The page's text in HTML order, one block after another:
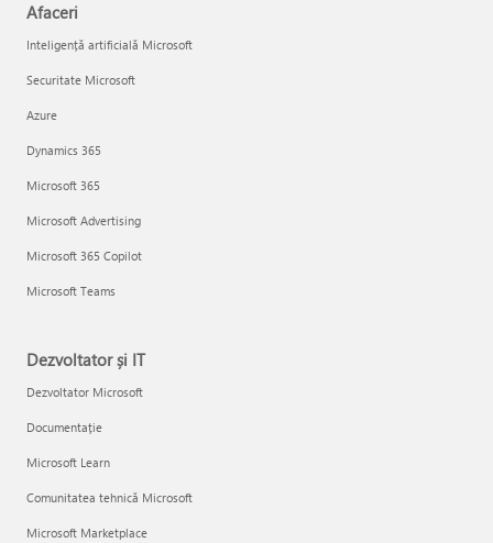
Afaceri
Inteligență artificială Microsoft
Securitate Microsoft
Azure
Dynamics 365
Microsoft 365
Microsoft Advertising
Microsoft 365 Copilot
Microsoft Teams
Dezvoltator și IT
Dezvoltator Microsoft
Documentație
Microsoft Learn
Comunitatea tehnică Microsoft
Microsoft Marketplace